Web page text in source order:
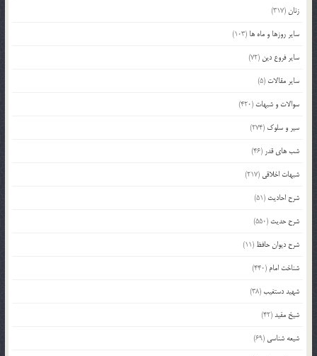
زنان(317)
سایر روزها و ماه ها (103)
سایر فروع دین (72)
سایر مقالات (5)
سوالات و شبهات (420)
سیر و سلوک (274)
شب های قدر (46)
شبهات اخلاقی (217)
شرح احادیث (51)
شرح حدیث (550)
شرح دیوان حافظ (11)
شناخت امام (440)
شهید دستغیب(38)
شیخ مفید(42)
شیعه شناسی (69)